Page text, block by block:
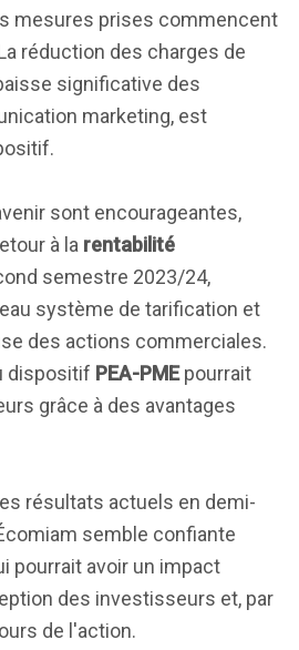
mesures prises commencent
réduction des charges de
significative des
marketing, est
sont encourageantes,
à la rentabilité
semestre 2023/24,
système de tarification et
des actions commerciales.
dispositif PEA-PMEpourrait
grâce à des avantages
résultats actuels en demi-
semble confiante
pourrait avoir un impact
des investisseurs et, par
de l'action.